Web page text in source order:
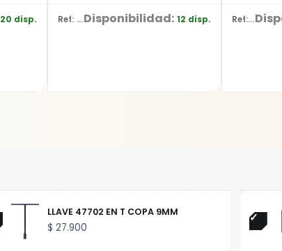
20 disp. Ref: SPK030Disponibilidad: 12 disp. Ref: D-26515
LLAVE 47702 EN T COPA 9MM
$ 27.900